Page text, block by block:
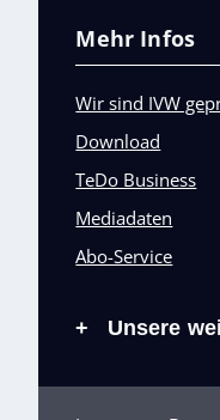
Mehr Infos
Wir sind IVW
Download
TeDo Business
Mediadaten
Abo-Service
+ Unsere